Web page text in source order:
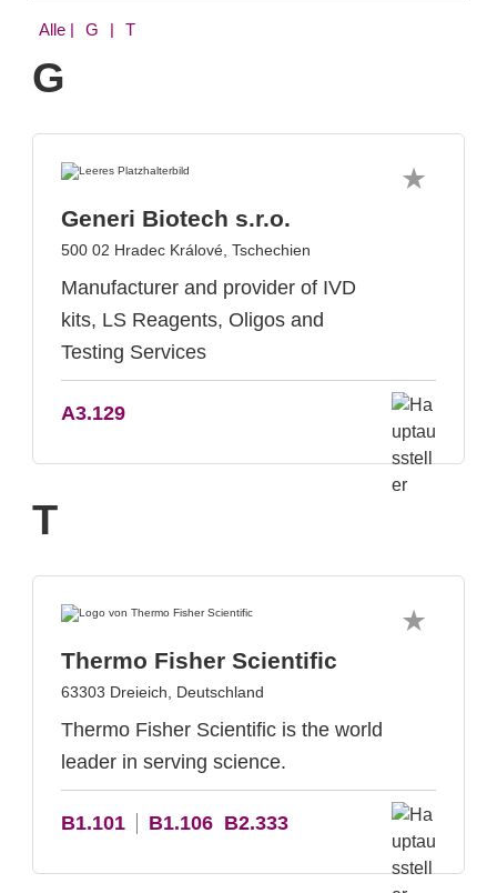
Alle | G | T
G
Generi Biotech s.r.o.
500 02 Hradec Králové, Tschechien
Manufacturer and provider of IVD
kits, LS Reagents, Oligos and
Testing Services
A3.129
T
Thermo Fisher Scientific
63303 Dreieich, Deutschland
Thermo Fisher Scientific is the world
leader in serving science.
B1.101 B1.106 B2.333